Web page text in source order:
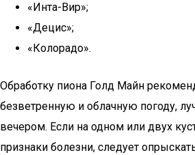
«Инта-Вир»;
«Децис»;
«Колорадо».
Обработку пиона Голд Майн
безветренную и облачную погоду,
вечером. Если на одном или двух
признаки болезни, следует